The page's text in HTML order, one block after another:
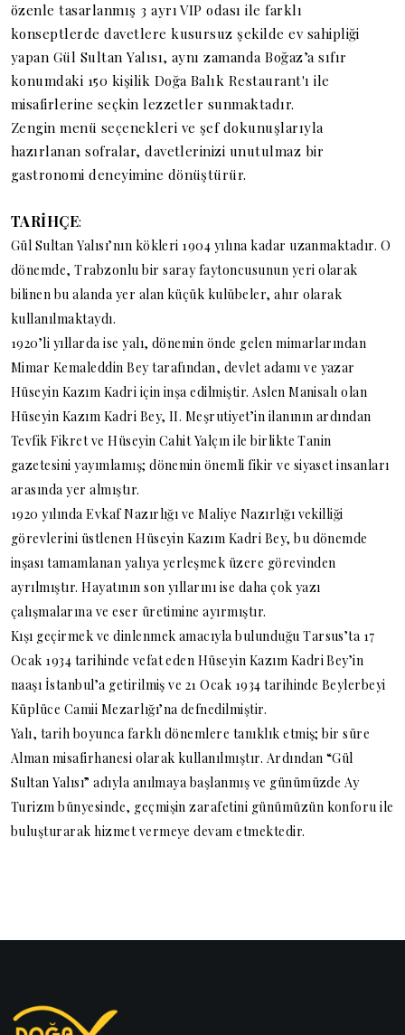
özenle tasarlanmış 3 ayrı VIP odası ile farklı
konseptlerde davetlere kusursuz şekilde ev sahipliği
yapan Gül Sultan Yalısı, aynı zamanda Boğaz’a sıfır
konumdaki 150 kişilik Doğa Balık Restaurant'ı ile
misafirlerine seçkin lezzetler sunmaktadır.
Zengin menü seçenekleri ve şef dokunuşlarıyla
hazırlanan sofralar, davetlerinizi unutulmaz bir
gastronomi deneyimine dönüştürür.
TARİHÇE:
Gül Sultan Yalısı’nın kökleri 1904 yılına kadar uzanmaktadır. O
dönemde, Trabzonlu bir saray faytoncusunun yeri olarak
bilinen bu alanda yer alan küçük kulübeler, ahır olarak
kullanılmaktaydı.
1920’li yıllarda ise yalı, dönemin önde gelen mimarlarından
Mimar Kemaleddin Bey tarafından, devlet adamı ve yazar
Hüseyin Kazım Kadri için inşa edilmiştir. Aslen Manisalı olan
Hüseyin Kazım Kadri Bey, II. Meşrutiyet’in ilanının ardından
Tevfik Fikret ve Hüseyin Cahit Yalçın ile birlikte Tanin
gazetesini yayımlamış; dönemin önemli fikir ve siyaset insanları
arasında yer almıştır.
1920 yılında Evkaf Nazırlığı ve Maliye Nazırlığı vekilliği
görevlerini üstlenen Hüseyin Kazım Kadri Bey, bu dönemde
inşası tamamlanan yalıya yerleşmek üzere görevinden
ayrılmıştır. Hayatının son yıllarını ise daha çok yazı
çalışmalarına ve eser üretimine ayırmıştır.
Kışı geçirmek ve dinlenmek amacıyla bulunduğu Tarsus’ta 17
Ocak 1934 tarihinde vefat eden Hüseyin Kazım Kadri Bey’in
naaşı İstanbul’a getirilmiş ve 21 Ocak 1934 tarihinde Beylerbeyi
Küplüce Camii Mezarlığı’na defnedilmiştir.
Yalı, tarih boyunca farklı dönemlere tanıklık etmiş; bir süre
Alman misafirhanesi olarak kullanılmıştır. Ardından “Gül
Sultan Yalısı” adıyla anılmaya başlanmış ve günümüzde Ay
Turizm bünyesinde, geçmişin zarafetini günümüzün konforu ile
buluşturarak hizmet vermeye devam etmektedir.